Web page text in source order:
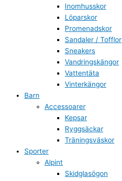
Inomhusskor
Löparskor
Promenadskor
Sandaler / Tofflor
Sneakers
Vandringskängor
Vattentäta
Vinterkängor
Barn
Accessoarer
Kepsar
Ryggsäckar
Träningsväskor
Sporter
Alpint
Skidglasögon